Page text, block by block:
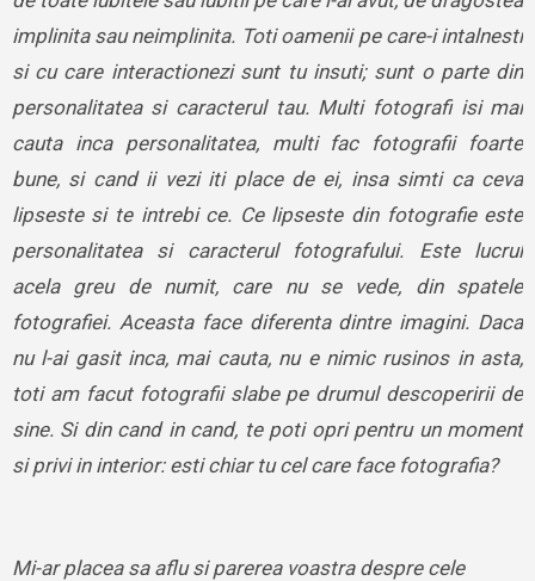
implinita sau neimplinita. Toti oamenii pe care-i intalnesti
si cu care interactionezi sunt tu insuti; sunt o parte din
personalitatea si caracterul tau. Multi fotografi isi mai
cauta inca personalitatea, multi fac fotografii foarte
bune, si cand ii vezi iti place de ei, insa simti ca ceva
lipseste si te intrebi ce. Ce lipseste din fotografie este
personalitatea si caracterul fotografului. Este lucrul
acela greu de numit, care nu se vede, din spatele
fotografiei. Aceasta face diferenta dintre imagini. Daca
nu l-ai gasit inca, mai cauta, nu e nimic rusinos in asta,
toti am facut fotografii slabe pe drumul descoperirii de
sine. Si din cand in cand, te poti opri pentru un moment
si privi in interior: esti chiar tu cel care face fotografia?
Mi-ar placea sa aflu si parerea voastra despre cele